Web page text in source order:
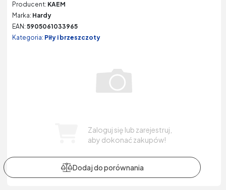
Producent: KAEM
Marka: Hardy
EAN: 5905061033965
Kategoria: Piły i brzeszczoty
Zaloguj się lub zarejestruj,
aby dokonać zakupów!